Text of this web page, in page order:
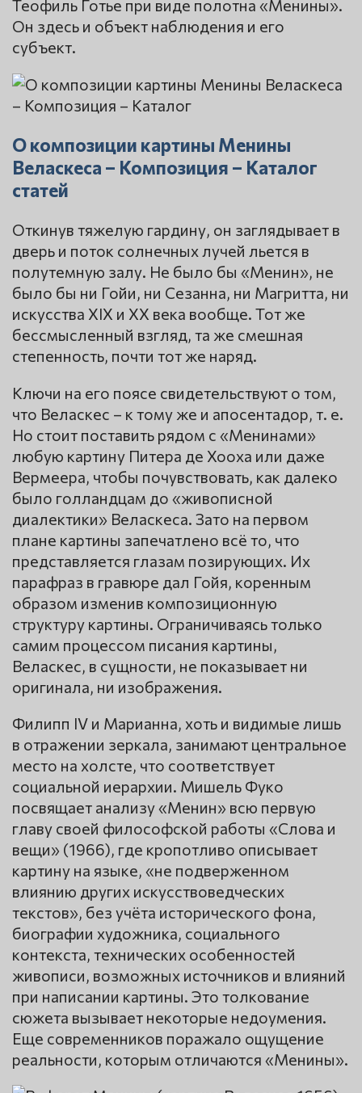
Теофиль Готье при виде полотна «Менины».
Он здесь и объект наблюдения и его
субъект.
О композиции картины Менины
Веласкеса – Композиция – Каталог
статей
Откинув тяжелую гардину, он заглядывает в
дверь и поток солнечных лучей льется в
полутемную залу. Не было бы «Менин», не
было бы ни Гойи, ни Сезанна, ни Магритта, ни
искусства XIX и XX века вообще. Тот же
бессмысленный взгляд, та же смешная
степенность, почти тот же наряд.
Ключи на его поясе свидетельствуют о том,
что Веласкес – к тому же и апосентадор, т. е.
Но стоит поставить рядом с «Менинами»
любую картину Питера де Хооха или даже
Вермеера, чтобы почувствовать, как далеко
было голландцам до «живописной
диалектики» Веласкеса. Зато на первом
плане картины запечатлено всё то, что
представляется глазам позирующих. Их
парафраз в гравюре дал Гойя, коренным
образом изменив композиционную
структуру картины. Ограничиваясь только
самим процессом писания картины,
Веласкес, в сущности, не показывает ни
оригинала, ни изображения.
Филипп IV и Марианна, хоть и видимые лишь
в отражении зеркала, занимают центральное
место на холсте, что соответствует
социальной иерархии. Мишель Фуко
посвящает анализу «Менин» всю первую
главу своей философской работы «Слова и
вещи» (1966), где кропотливо описывает
картину на языке, «не подверженном
влиянию других искусствоведческих
текстов», без учёта исторического фона,
биографии художника, социального
контекста, технических особенностей
живописи, возможных источников и влияний
при написании картины. Это толкование
сюжета вызывает некоторые недоумения.
Еще современников поражало ощущение
реальности, которым отличаются «Менины».